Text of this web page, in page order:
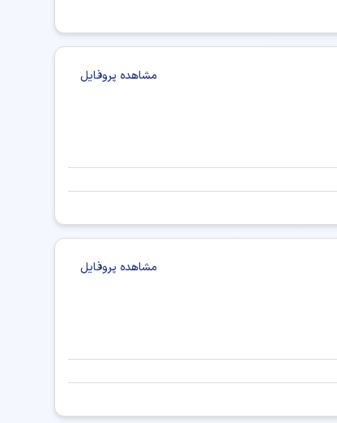
مشاهده پروفایل
مشاهده پروفایل